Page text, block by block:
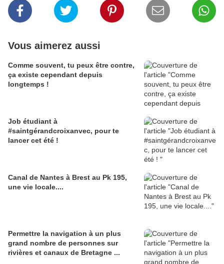
Vous aimerez aussi
Comme souvent, tu peux être contre,
ça existe cependant depuis
longtemps !
Job étudiant à
#saintgérandcroixanvec, pour te
lancer cet été !
Canal de Nantes à Brest au Pk 195,
une vie locale....
Permettre la navigation à un plus
grand nombre de personnes sur
rivières et canaux de Bretagne ...